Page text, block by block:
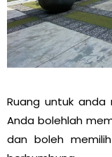
Ruang untuk anda
Anda bolehlah
dan boleh